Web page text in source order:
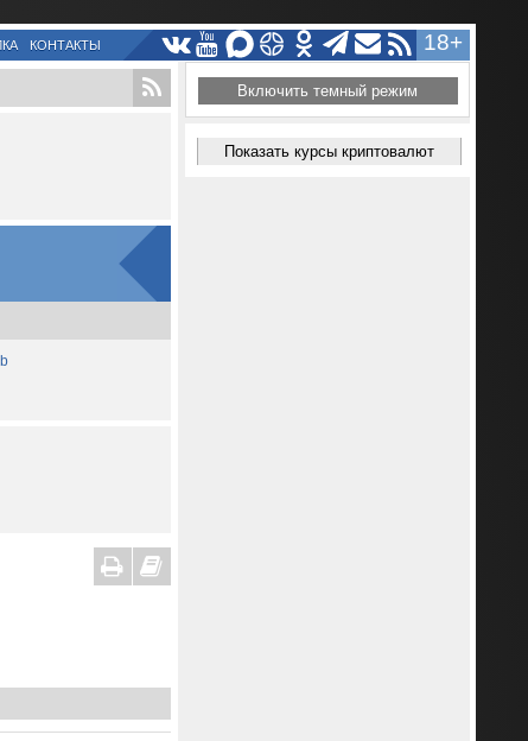
18+
КОНТАКТЫ
Включить темный режим
Показать курсы криптовалют